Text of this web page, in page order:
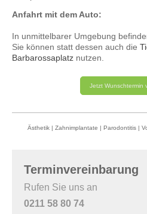
Anfahrt mit dem Auto:
In unmittelbarer Umgebung
Sie können statt dessen auch die
Barbarossaplatz nutzen.
Jetzt Wunschtermin
Ästhetik | Zahnimplantate | Parodontitis |
Terminvereinbarung
Rufen Sie uns an
0211 58 80 74